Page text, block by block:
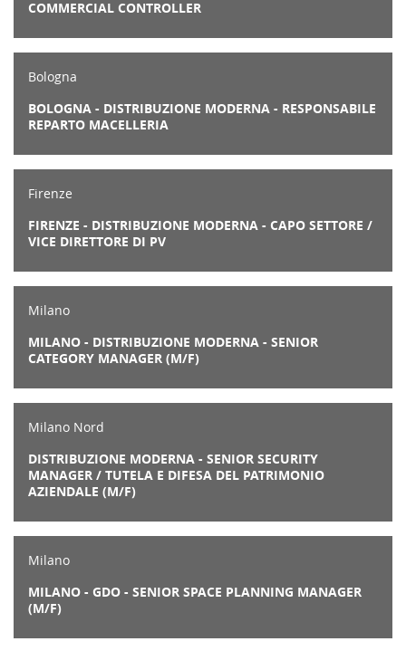
COMMERCIAL CONTROLLER
Bologna
BOLOGNA - DISTRIBUZIONE MODERNA - RESPONSABILE
REPARTO MACELLERIA
Firenze
FIRENZE - DISTRIBUZIONE MODERNA - CAPO SETTORE /
VICE DIRETTORE DI PV
Milano
MILANO - DISTRIBUZIONE MODERNA - SENIOR
CATEGORY MANAGER (M/F)
Milano Nord
DISTRIBUZIONE MODERNA - SENIOR SECURITY
MANAGER / TUTELA E DIFESA DEL PATRIMONIO
AZIENDALE (M/F)
Milano
MILANO - GDO - SENIOR SPACE PLANNING MANAGER
(M/F)